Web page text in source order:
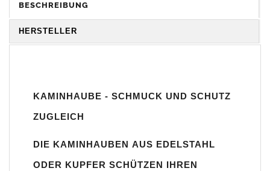
UND DIENEN GLEICHZEITIG ALS
GESTALTERISCHES ELEMENT ZUR
VERSCHÖNERUNG DES BAUWERKS.
Unsere Maßangaben beziehen sich immer auf das
Kaminhaubewird umlaufend 70-100mm größer als das
BESCHREIBUNG
HERSTELLER
KAMINHAUBE - SCHMUCK UND SCHUTZ
ZUGLEICH
DIE KAMINHAUBEN AUS EDELSTAHL
ODER KUPFER SCHÜTZEN IHREN